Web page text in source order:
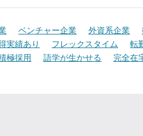
ベンチャー企業 外資系企業
実績あり フレックスタイム 転
極採用 語学が生かせる 完全在